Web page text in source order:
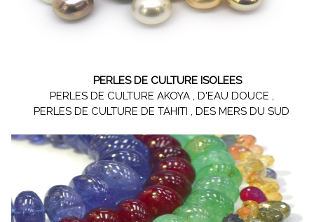
PERLES DE CULTURE ISOLEES
PERLES DE CULTURE AKOYA , D'EAU DOUCE ,
PERLES DE CULTURE DE TAHITI , DES MERS DU SUD